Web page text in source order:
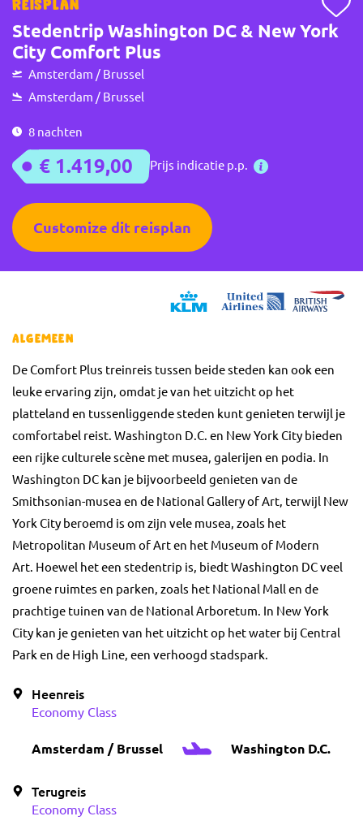
Reisplan
Stedentrip Washington DC & New York
City Comfort Plus
Amsterdam / Brussel
Amsterdam / Brussel
8 nachten
€ 1.419,00 Prijs indicatie p.p.
Customize dit reisplan
Algemeen
De Comfort Plus treinreis tussen beide steden kan ook een
leuke ervaring zijn, omdat je van het uitzicht op het
platteland en tussenliggende steden kunt genieten terwijl je
comfortabel reist. Washington D.C. en New York City bieden
een rijke culturele scène met musea, galerijen en podia. In
Washington DC kan je bijvoorbeeld genieten van de
Smithsonian-musea en de National Gallery of Art, terwijl New
York City beroemd is om zijn vele musea, zoals het
Metropolitan Museum of Art en het Museum of Modern
Art. Hoewel het een stedentrip is, biedt Washington DC veel
groene ruimtes en parken, zoals het National Mall en de
prachtige tuinen van de National Arboretum. In New York
City kan je genieten van het uitzicht op het water bij Central
Park en de High Line, een verhoogd stadspark.
Heenreis
Economy Class
Amsterdam / Brussel Washington D.C.
Terugreis
Economy Class